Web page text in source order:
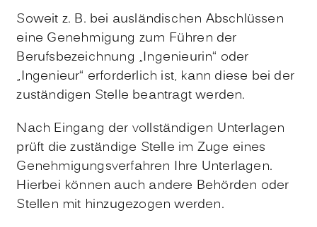
Soweit z. B. bei ausländischen Abschlüssen
eine Genehmigung zum Führen der
Berufsbezeichnung „Ingenieurin“ oder
„Ingenieur“ erforderlich ist, kann diese bei der
zuständigen Stelle beantragt werden.
Nach Eingang der vollständigen Unterlagen
prüft die zuständige Stelle im Zuge eines
Genehmigungsverfahren Ihre Unterlagen.
Hierbei können auch andere Behörden oder
Stellen mit hinzugezogen werden.